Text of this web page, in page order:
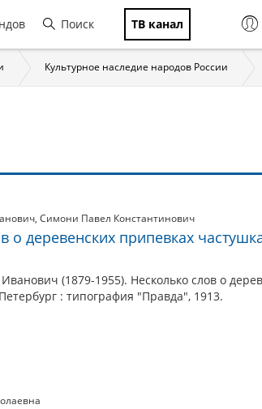
Поиск ТВ канал
Культурное наследие народов России
, Симони Павел Константинович
о деревенских припевках
(1879-1955). Несколько слов о
: типография "Правда", 1913.